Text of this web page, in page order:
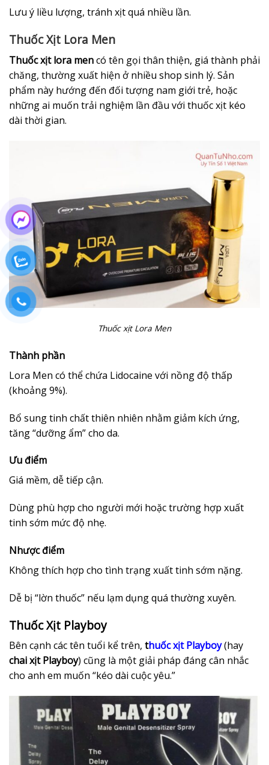
Lưu ý liều lượng, tránh xịt quá nhiều lần.
Thuốc Xịt Lora Men
Thuốc xịt lora mencó tên gọi thân thiện, giá thành phải
chăng, thường xuất hiện ở nhiều shop sinh lý. Sản
phẩm này hướng đến đối tượng nam giới trẻ, hoặc
những ai muốn trải nghiệm lần đầu với thuốc xịt kéo
dài thời gian.
Thuốc xịt Lora Men
Thành phần
Lora Men có thể chứa Lidocaine với nồng độ thấp
(khoảng 9%).
Bổ sung tinh chất thiên nhiên nhằm giảm kích ứng,
tăng “dưỡng ẩm” cho da.
Ưu điểm
Giá mềm, dễ tiếp cận.
Dùng phù hợp cho người mới hoặc trường hợp xuất
tinh sớm mức độ nhẹ.
Nhược điểm
Không thích hợp cho tình trạng xuất tinh sớm nặng.
Dễ bị “lờn thuốc” nếu lạm dụng quá thường xuyên.
Thuốc Xịt Playboy
Bên cạnh các tên tuổi kể trên, thuốc xịt Playboy(hay
chai xịt Playboy) cũng là một giải pháp đáng cân nhắc
cho anh em muốn “kéo dài cuộc yêu.”